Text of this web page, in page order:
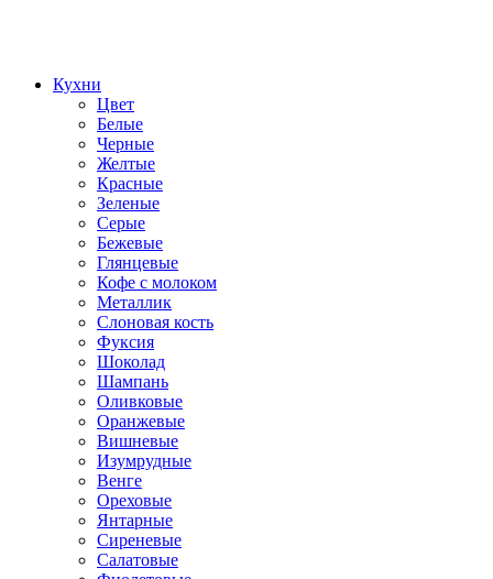
Кухни
Цвет
Белые
Черные
Желтые
Красные
Зеленые
Серые
Бежевые
Глянцевые
Кофе с молоком
Металлик
Слоновая кость
Фуксия
Шоколад
Шампань
Оливковые
Оранжевые
Вишневые
Изумрудные
Венге
Ореховые
Янтарные
Сиреневые
Салатовые